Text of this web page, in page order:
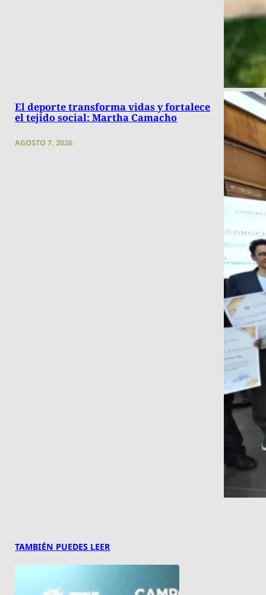
El deporte transforma vidas y fortalece
el tejido social: Martha Camacho
AGOSTO 7, 2026
TAMBIÉN PUEDES LEER